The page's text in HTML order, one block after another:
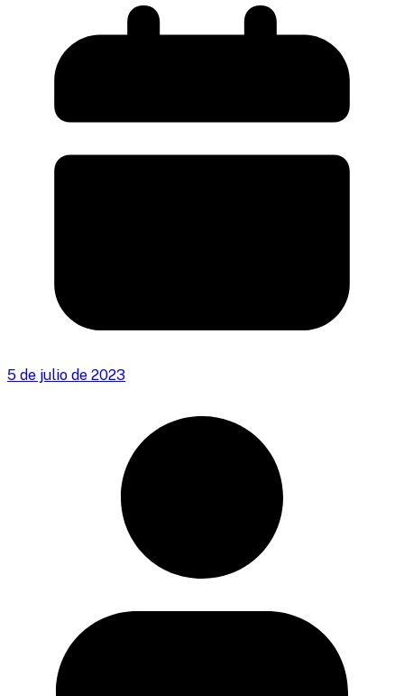
5 de julio de 2023